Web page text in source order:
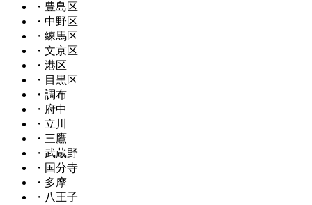
・豊島区
・中野区
・練馬区
・文京区
・港区
・目黒区
・調布
・府中
・立川
・三鷹
・武蔵野
・国分寺
・多摩
・八王子